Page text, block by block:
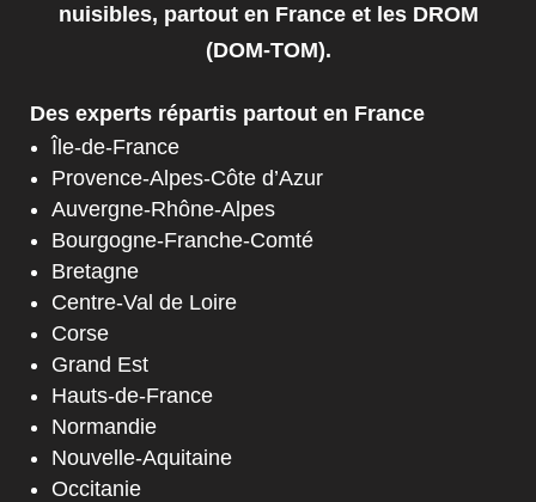
nuisibles, partout en France et les DROM
(DOM-TOM).
Des experts répartis partout en France
Île-de-France
Provence-Alpes-Côte d’Azur
Auvergne-Rhône-Alpes
Bourgogne-Franche-Comté
Bretagne
Centre-Val de Loire
Corse
Grand Est
Hauts-de-France
Normandie
Nouvelle-Aquitaine
Occitanie